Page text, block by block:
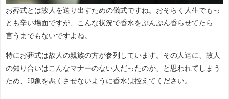
お葬式とは故人を送り出すための儀式ですね。おそらく人生でもっ
とも辛い場面ですが、こんな状況で香水をぷんぷん香らせてたら…
言うまでもないですよね。
特にお葬式は故人の親族の方が参列しています。その人達に、故人
の知り合いはこんなマナーのない人だったのか、と思われてしまう
ため、印象を悪くさせないように香水は控えてください。